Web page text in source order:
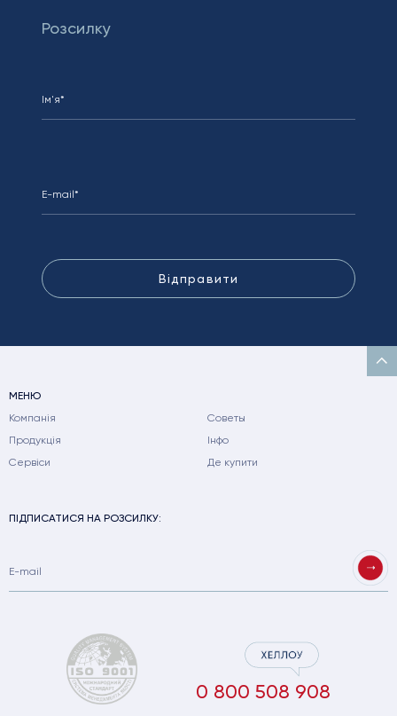
Розсилку
Відправити
МЕНЮ
Компанія
Продукція
Сервіси
Советы
Інфо
Де купити
ПІДПИСАТИСЯ НА РОЗСИЛКУ:
0 800 508 908